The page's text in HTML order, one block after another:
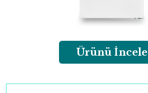
Ürünü İncele